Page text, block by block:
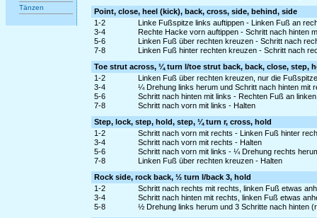
Tänzen
Point, close, heel (kick), back, cross, side, behind, side
1-2
Linke Fußspitze links auftippen - Linken Fuß an
3-4
Rechte Hacke vorn auftippen - Schritt nach hinten
5-6
Linken Fuß über rechten kreuzen - Schritt nach
7-8
Linken Fuß hinter rechten kreuzen - Schritt nach
Toe strut across, ¼ turn l/toe strut back, back, close, step,
1-2
Linken Fuß über rechten kreuzen, nur die
3-4
¼ Drehung links herum und Schritt nach hinten mit
5-6
Schritt nach hinten mit links - Rechten Fuß an
7-8
Schritt nach vorn mit links - Halten
Step, lock, step, hold, step, ¼ turn r, cross, hold
1-2
Schritt nach vorn mit rechts - Linken Fuß hinter
3-4
Schritt nach vorn mit rechts - Halten
5-6
Schritt nach vorn mit links - ¼ Drehung rechts
7-8
Linken Fuß über rechten kreuzen - Halten
Rock side, rock back, ½ turn l/back 3, hold
1-2
Schritt nach rechts mit rechts, linken Fuß etwas
3-4
Schritt nach hinten mit rechts, linken Fuß etwas
5-8
½ Drehung links herum und 3 Schritte nach hinten